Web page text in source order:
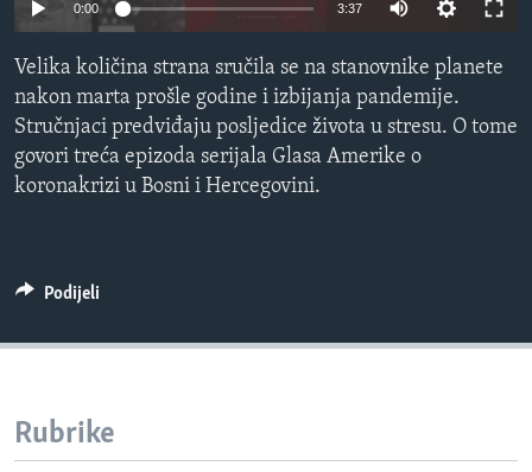
MAGAZIN
O GLASU AMERIKE
Learning English
PRATITE NAS
Jezici
0:00 3:37
Velika količina strana sručila se na stanovnike planete
nakon marta prošle godine i izbijanja pandemije.
Stručnjaci predviđaju posljedice života u stresu. O tome
govori treća epizoda serijala Glasa Amerike o
koronakrizi u Bosni i Hercegovini.
Podijeli
Rubrike